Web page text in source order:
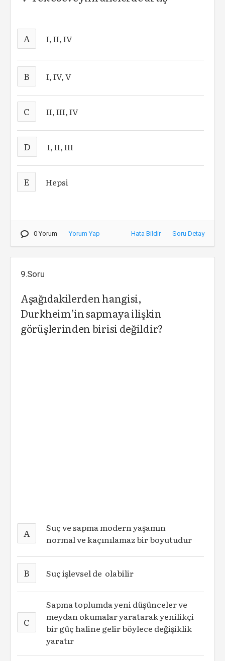
A I, II, IV
B I, IV, V
C II, III, IV
D I, II, III
E Hepsi
0 Yorum Yorum Yap Hata Bildir Soru Detay
9.Soru
Aşağıdakilerden hangisi,
Durkheim’in sapmaya ilişkin
görüşlerinden birisi değildir?
A
Suç ve sapma modern yaşamın
normal ve kaçınılamaz bir boyutudur
B Suç işlevsel de olabilir
C
Sapma toplumda yeni düşünceler ve
meydan okumalar yaratarak yenilikçi
bir güç haline gelir böylece değişiklik
yaratır